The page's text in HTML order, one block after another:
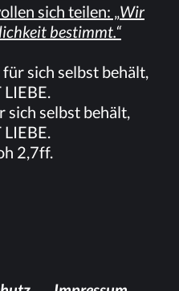
sich tei­len: „Wir
be­stimmt.“
sich selbst be­hält,
sich selbst be­hält,
2,7ff.